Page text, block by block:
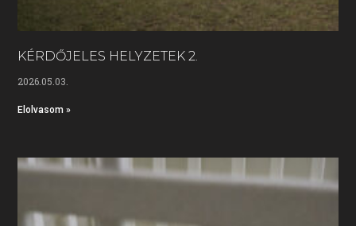
KÉRDŐJELES HELYZETEK 2.
2026.05.03.
Elolvasom »